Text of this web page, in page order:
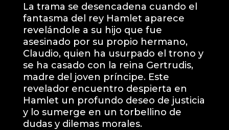
La trama se desencadena cuando el
fantasma del rey Hamlet aparece
revelándole a su hijo que fue
asesinado por su propio hermano,
Claudio, quien ha usurpado el trono y
se ha casado con la reina Gertrudis,
madre del joven príncipe. Este
revelador encuentro despierta en
Hamlet un profundo deseo de justicia
y lo sumerge en un torbellino de
dudas y dilemas morales.